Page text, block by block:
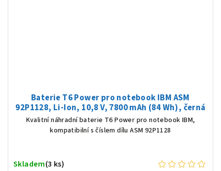
Baterie T6 Power pro notebook IBM ASM
92P1128, Li-Ion, 10,8 V, 7800 mAh (84 Wh), černá
Kvalitní náhradní baterie T6 Power pro notebook IBM,
kompatibilní s číslem dílu ASM 92P1128
Skladem(3 ks)